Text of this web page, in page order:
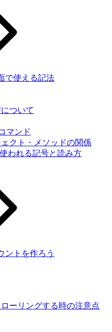
で使える記法
ついて
マンド
クト・メソッドの関係
われる記号と読み方
ントを作ろう
ーリングする時の注意点